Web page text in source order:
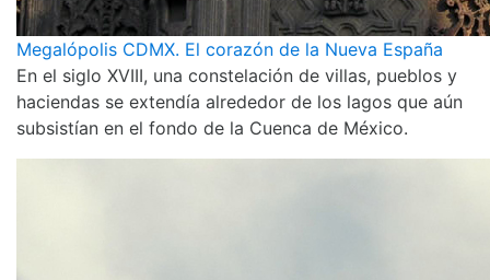
Megalópolis CDMX. El corazón de la Nueva España
En el siglo XVIII, una constelación de villas, pueblos y
haciendas se extendía alrededor de los lagos que aún
subsistían en el fondo de la Cuenca de México.